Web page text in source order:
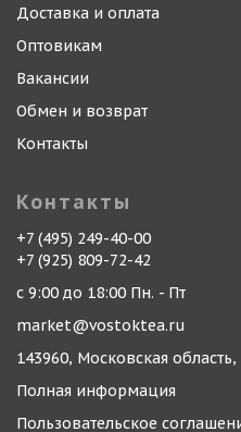
Доставка и оплата
Оптовикам
Вакансии
Обмен и возврат
Контакты
Контакты
+7 (495) 249-40-00
+7 (925) 809-72-42
с 9:00 до 18:00 Пн. - Пт
market@vostoktea.ru
143960, Московская
Полная информация
Пользовательское